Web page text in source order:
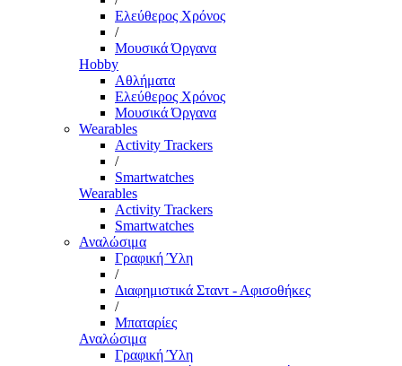
Ελεύθερος Χρόνος
/
Μουσικά Όργανα
Hobby
Αθλήματα
Ελεύθερος Χρόνος
Μουσικά Όργανα
Wearables
Activity Trackers
/
Smartwatches
Wearables
Activity Trackers
Smartwatches
Αναλώσιμα
Γραφική Ύλη
/
Διαφημιστικά Σταντ - Αφισοθήκες
/
Μπαταρίες
Αναλώσιμα
Γραφική Ύλη